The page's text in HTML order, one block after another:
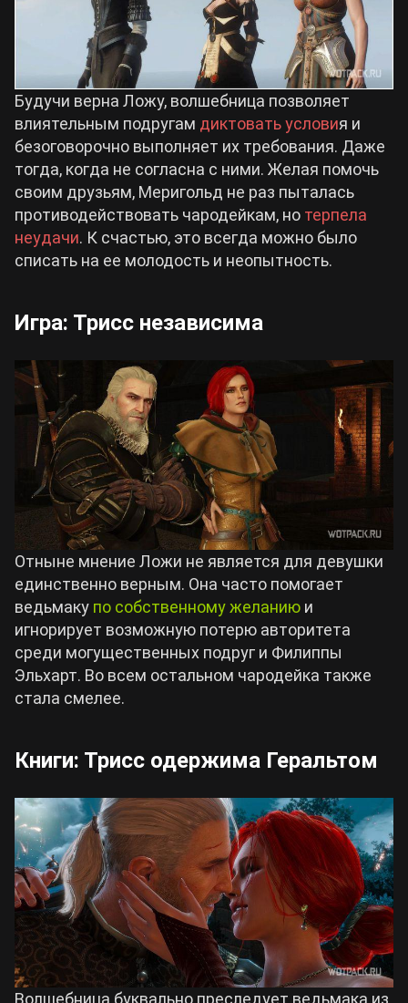
Будучи верна Ложу, волшебница позволяет
влиятельным подругам диктовать условия и
безоговорочно выполняет их требования. Даже
тогда, когда не согласна с ними. Желая помочь
своим друзьям, Меригольд не раз пыталась
противодействовать чародейкам, но терпела
неудачи. К счастью, это всегда можно было
списать на ее молодость и неопытность.
Игра: Трисс независима
Отныне мнение Ложи не является для девушки
единственно верным. Она часто помогает
ведьмаку по собственному желанию и
игнорирует возможную потерю авторитета
среди могущественных подруг и Филиппы
Эльхарт. Во всем остальном чародейка также
стала смелее.
Книги: Трисс одержима Геральтом
Волшебница буквально преследует ведьмака из